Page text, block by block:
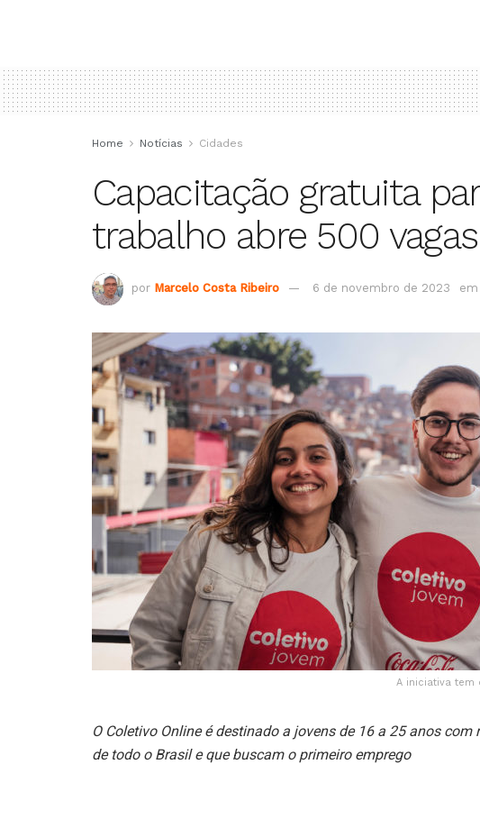
Home Notícias Cidades
Capacitação gratuita
trabalho abre 500
por Marcelo Costa Ribeiro 6 de novembro de 2023 em
A iniciativa tem
O Coletivo Online é destinado a jovens de 16 a 25 anos
de todo o Brasil e que buscam o primeiro emprego